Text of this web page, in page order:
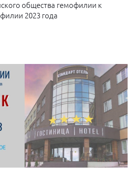
общества гемофилии к
2023 года